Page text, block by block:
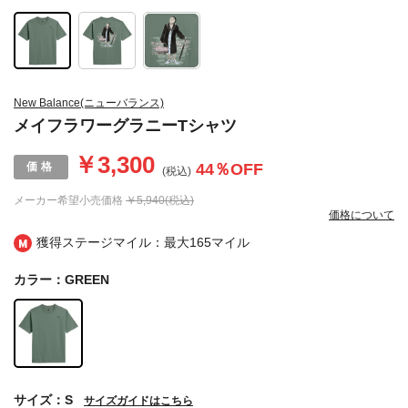
獲得ステージマイル：最大165マイル
New Balance(ニューバランス)
メイフラワーグラニーTシャツ
メーカー希望小売価格 ￥5,940(税込)
￥3,300 (税込) 44％OFF
価格について
カラー：GREEN
サイズ：S サイズガイドはこちら